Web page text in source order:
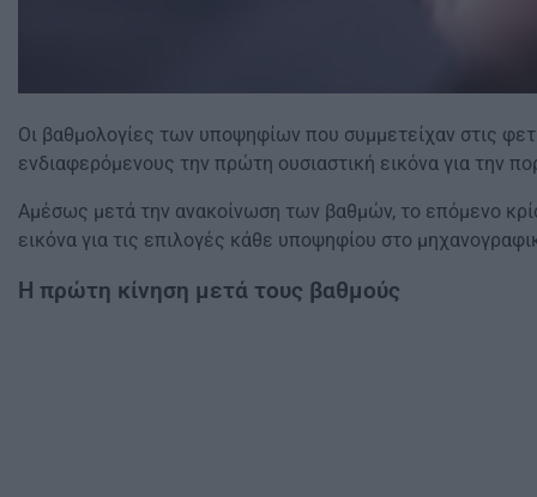
Οι βαθμολογίες των υποψηφίων που συμμετείχαν στις
ενδιαφερόμενους την πρώτη ουσιαστική εικόνα για την
Αμέσως μετά την ανακοίνωση των βαθμών, το επόμενο
εικόνα για τις επιλογές κάθε υποψηφίου στο
Η πρώτη κίνηση μετά τους βαθμούς